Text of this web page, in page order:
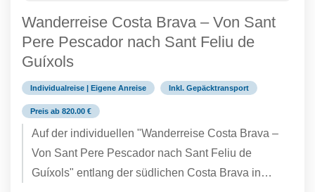
Wanderreise Costa Brava – Von Sant
Pere Pescador nach Sant Feliu de
Guíxols
Individualreise | Eigene Anreise Inkl. Gepäcktransport
Preis ab 820.00 €
Auf der individuellen "Wanderreise Costa Brava –
Von Sant Pere Pescador nach Sant Feliu de
Guíxols" entlang der südlichen Costa Brava in